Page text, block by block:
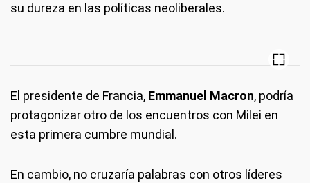
su dureza en las políticas neoliberales.
El presidente de Francia, Emmanuel Macron, podría
protagonizar otro de los encuentros con Milei en
esta primera cumbre mundial.
En cambio, no cruzaría palabras con otros líderes